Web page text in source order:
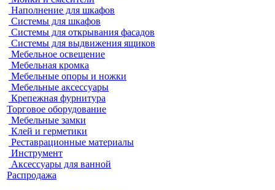
Наполнение для шкафов
Системы для шкафов
Системы для открывания фасадов
Системы для выдвижения ящиков
Мебельное освещение
Мебельная кромка
Мебельные опоры и ножки
Мебельные аксессуары
Крепежная фурнитура
Торговое оборудование
Мебельные замки
Клей и герметики
Реставрационные материалы
Инструмент
Аксессуары для ванной
Распродажа